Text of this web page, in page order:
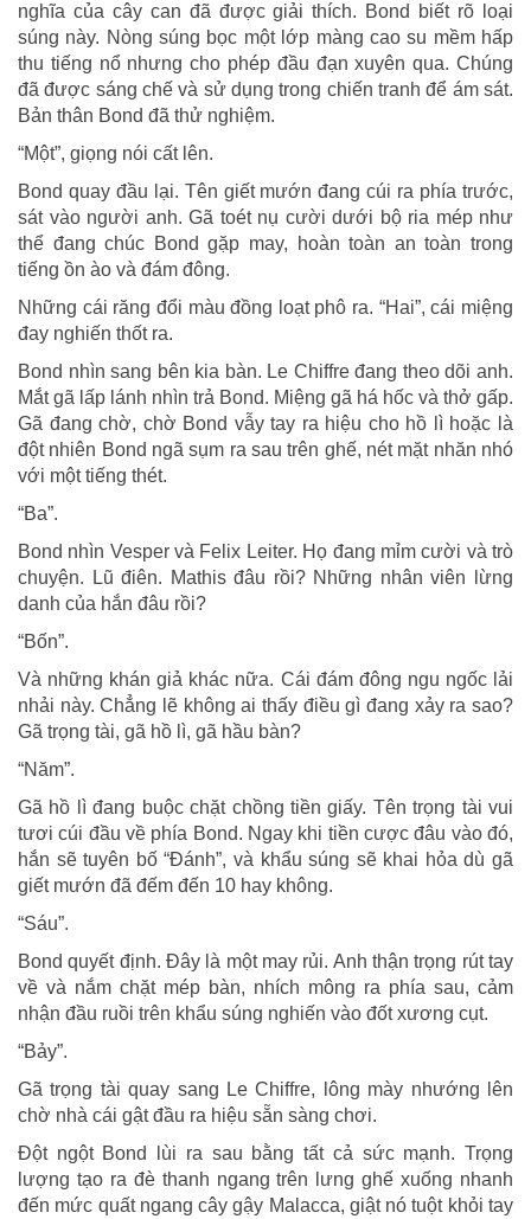
nghĩa của cây can đã được giải thích. Bond biết rõ loại
súng này. Nòng súng bọc một lớp màng cao su mềm hấp
thu tiếng nổ nhưng cho phép đầu đạn xuyên qua. Chúng
đã được sáng chế và sử dụng trong chiến tranh để ám sát.
Bản thân Bond đã thử nghiệm.
“Một”, giọng nói cất lên.
Bond quay đầu lại. Tên giết mướn đang cúi ra phía trước,
sát vào người anh. Gã toét nụ cười dưới bộ ria mép như
thể đang chúc Bond gặp may, hoàn toàn an toàn trong
tiếng ồn ào và đám đông.
Những cái răng đổi màu đồng loạt phô ra. “Hai”, cái miệng
đay nghiến thốt ra.
Bond nhìn sang bên kia bàn. Le Chiffre đang theo dõi anh.
Mắt gã lấp lánh nhìn trả Bond. Miệng gã há hốc và thở gấp.
Gã đang chờ, chờ Bond vẫy tay ra hiệu cho hồ lì hoặc là
đột nhiên Bond ngã sụm ra sau trên ghế, nét mặt nhăn nhó
với một tiếng thét.
“Ba”.
Bond nhìn Vesper và Felix Leiter. Họ đang mỉm cười và trò
chuyện. Lũ điên. Mathis đâu rồi? Những nhân viên lừng
danh của hắn đâu rồi?
“Bốn”.
Và những khán giả khác nữa. Cái đám đông ngu ngốc lải
nhải này. Chẳng lẽ không ai thấy điều gì đang xảy ra sao?
Gã trọng tài, gã hồ lì, gã hầu bàn?
“Năm”.
Gã hồ lì đang buộc chặt chồng tiền giấy. Tên trọng tài vui
tươi cúi đầu về phía Bond. Ngay khi tiền cược đâu vào đó,
hắn sẽ tuyên bố “Đánh”, và khẩu súng sẽ khai hỏa dù gã
giết mướn đã đếm đến 10 hay không.
“Sáu”.
Bond quyết định. Đây là một may rủi. Anh thận trọng rút tay
về và nắm chặt mép bàn, nhích mông ra phía sau, cảm
nhận đầu ruồi trên khẩu súng nghiến vào đốt xương cụt.
“Bảy”.
Gã trọng tài quay sang Le Chiffre, lông mày nhướng lên
chờ nhà cái gật đầu ra hiệu sẵn sàng chơi.
Đột ngột Bond lùi ra sau bằng tất cả sức mạnh. Trọng
lượng tạo ra đè thanh ngang trên lưng ghế xuống nhanh
đến mức quất ngang cây gậy Malacca, giật nó tuột khỏi tay